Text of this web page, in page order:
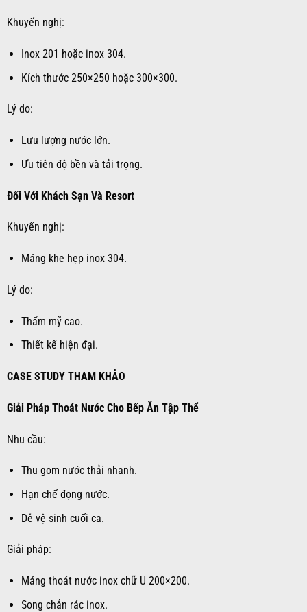
Khuyến nghị:
Inox 201 hoặc inox 304.
Kích thước 250×250 hoặc 300×300.
Lý do:
Lưu lượng nước lớn.
Ưu tiên độ bền và tải trọng.
Đối Với Khách Sạn Và Resort
Khuyến nghị:
Máng khe hẹp inox 304.
Lý do:
Thẩm mỹ cao.
Thiết kế hiện đại.
CASE STUDY THAM KHẢO
Giải Pháp Thoát Nước Cho Bếp Ăn Tập Thể
Nhu cầu:
Thu gom nước thải nhanh.
Hạn chế đọng nước.
Dễ vệ sinh cuối ca.
Giải pháp:
Máng thoát nước inox chữ U 200×200.
Song chắn rác inox.